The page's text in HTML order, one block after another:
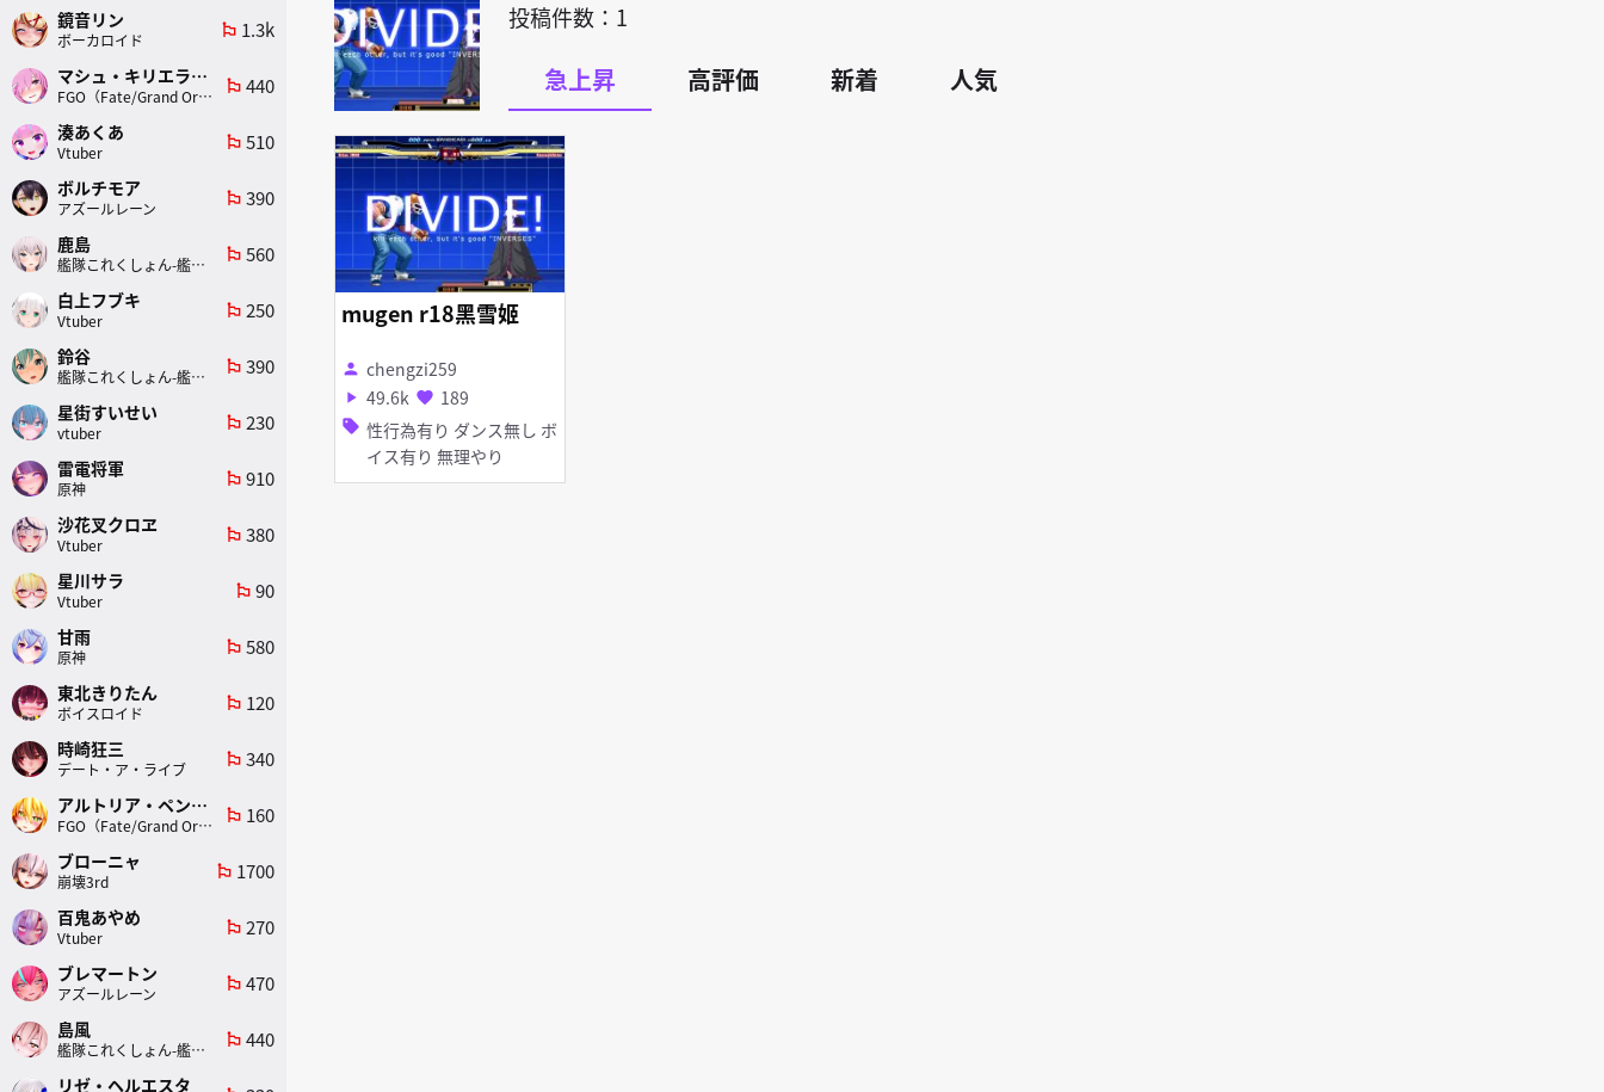
投稿件数：1
急上昇 高評価 新着 人気
mugen r18黑雪姬
person chengzi259
play_arrow 49.6k favorite 189
sell 性行為有り ダンス無し ボ
イス有り 無理やり
鏡音リン
ボーカロイド
emoji_flags 1.3k
マシュ・キリエライト
FGO（Fate/Grand Order）
emoji_flags 440
湊あくあ
Vtuber
emoji_flags 510
ボルチモア
アズールレーン
emoji_flags 390
鹿島
艦隊これくしょん-艦これ-
emoji_flags 560
白上フブキ
Vtuber
emoji_flags 250
鈴谷
艦隊これくしょん-艦これ-
emoji_flags 390
星街すいせい
vtuber
emoji_flags 230
雷電将軍
原神
emoji_flags 910
沙花叉クロヱ
Vtuber
emoji_flags 380
星川サラ
Vtuber
emoji_flags 90
甘雨
原神
emoji_flags 580
東北きりたん
ボイスロイド
emoji_flags 120
時崎狂三
デート・ア・ライブ
emoji_flags 340
アルトリア・ペンドラゴン(ランサー)
FGO（Fate/Grand Order）
emoji_flags 160
ブローニャ
崩壊3rd
emoji_flags 1700
百鬼あやめ
Vtuber
emoji_flags 270
ブレマートン
アズールレーン
emoji_flags 470
島風
艦隊これくしょん-艦これ-
emoji_flags 440
リゼ・ヘルエスタ